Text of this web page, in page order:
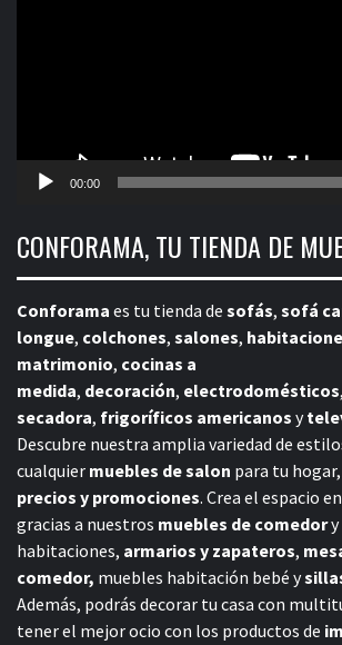
00:00
CONFORAMA, TU TIENDA DE
Conforama es tu tienda de sofás, sofá
longue, colchones, salones,
matrimonio, cocinas a
medida, decoración, electrodomésticos,
secadora, frigoríficos americanos y
Descubre nuestra amplia variedad de
cualquier muebles de salon para tu hogar,
precios y promociones. Crea el espacio
gracias a nuestros muebles de comedory
habitaciones, armarios y zapateros,
comedor, muebles habitación bebé y
Además, podrás decorar tu casa con
tener el mejor ocio con los productos de